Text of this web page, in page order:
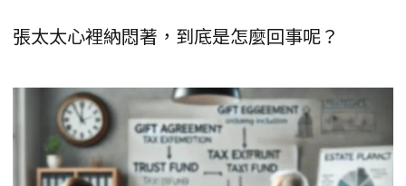
張太太心裡納悶著，到底是怎麼回事呢？